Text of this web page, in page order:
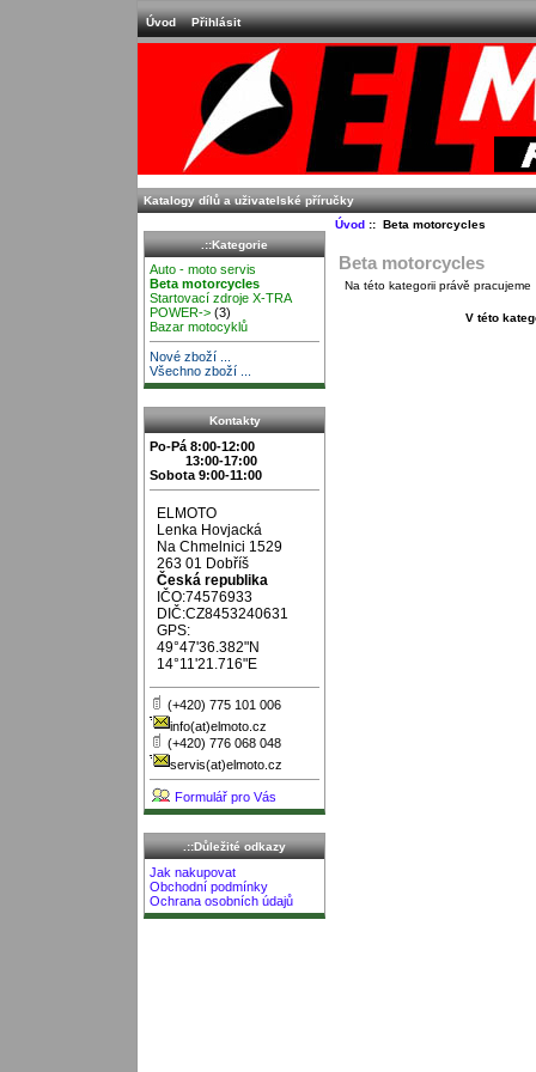
Úvod Přihlásit
Katalogy dílů a uživatelské příručky
.::Kategorie
Auto - moto servis
Beta motorcycles
Startovací zdroje X-TRA
POWER-> (3)
Bazar motocyklů
Nové zboží ...
Všechno zboží ...
Kontakty
Po-Pá 8:00-12:00
13:00-17:00
Sobota 9:00-11:00
ELMOTO
Lenka Hovjacká
Na Chmelnici 1529
263 01 Dobříš
Česká republika
IČO:74576933
DIČ:CZ8453240631
GPS:
49°47'36.382"N
14°11'21.716"E
(+420) 775 101 006
info(at)elmoto.cz
(+420) 776 068 048
servis(at)elmoto.cz
Formulář pro Vás
.::Důležité odkazy
Jak nakupovat
Obchodní podmínky
Ochrana osobních údajů
Úvod:: Beta motorcycles
Beta motorcycles
Na této kategorii právě pracujeme
V této